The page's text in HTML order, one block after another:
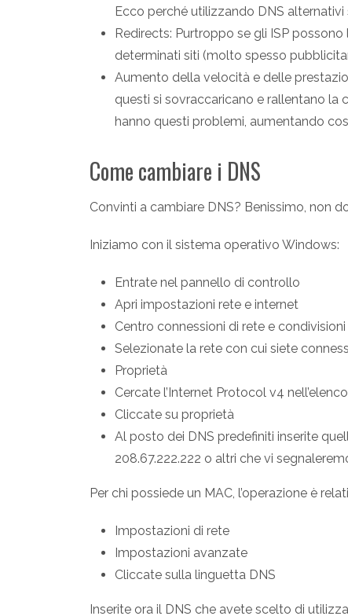
Ecco perché utilizzando DNS
Redirects: Purtroppo se gli ISP
determinati siti (molto spesso
Aumento della velocità e delle
questi si sovraccaricano e rallentano la
hanno questi problemi, aumentando
Come cambiare i DNS
Convinti a cambiare DNS? Benissimo, non
Iniziamo con il sistema operativo Windows:
Entrate nel pannello di controllo
Apri impostazioni rete e internet
Centro connessioni di rete e condivisioni
Selezionate la rete con cui siete
Proprietà
Cercate l’Internet Protocol v4
Cliccate su proprietà
Al posto dei DNS predefiniti inserite
208.67.222.222 o altri che vi
Per chi possiede un MAC, l’operazione è
Impostazioni di rete
Impostazioni avanzate
Cliccate sulla linguetta DNS
Inserite ora il DNS che avete scelto di